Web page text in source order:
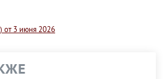
от 3 июня 2026